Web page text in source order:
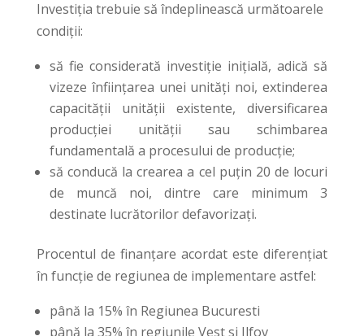
Investiția trebuie să îndeplinească următoarele
condiții:
să fie considerată investiție inițială, adică să
vizeze înființarea unei unități noi, extinderea
capacității unității existente, diversificarea
producției unității sau schimbarea
fundamentală a procesului de producție;
să conducă la crearea a cel puțin 20 de locuri
de muncă noi, dintre care minimum 3
destinate lucrătorilor defavorizați.
Procentul de finanțare acordat este diferențiat
în funcție de regiunea de implementare astfel:
până la 15% în Regiunea Bucuresti
până la 35% în regiunile Vest si Ilfov